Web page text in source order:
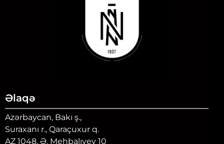
Əlaqə
Azərbaycan, Bakı ş.,
Suraxanı r., Qaraçuxur q.
AZ 1048, Ə. Mehbalıyev 10